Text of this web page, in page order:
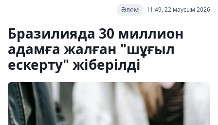
11:49, 22 маусым 2026
Әлем
Бразилияда 30 миллион
адамға жалған "шұғыл
ескерту" жіберілді